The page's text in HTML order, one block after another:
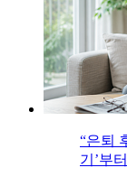
“은퇴
기’부